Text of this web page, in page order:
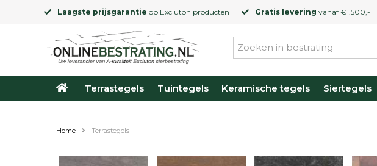
Laagste prijsgarantie op Excluton producten Gratis levering vanaf €1.500,-
Terrastegels Tuintegels Keramische tegels Siertegels
Home Terrastegels